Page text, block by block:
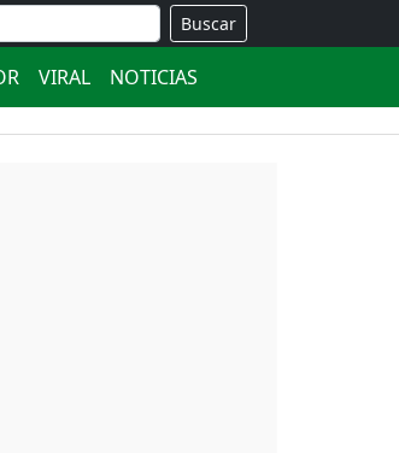
Buscar
VIRAL NOTICIAS